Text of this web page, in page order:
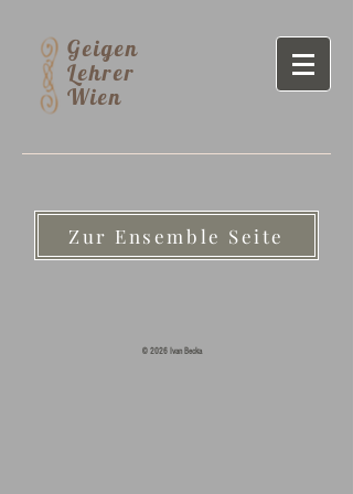
Geigen
Lehrer
Wien
Zur Ensemble Seite
© 2026 Ivan Becka